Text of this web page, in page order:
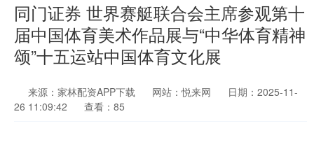
同门证券 世界赛艇联合会主席参观第十
届中国体育美术作品展与“中华体育精神
颂”十五运站中国体育文化展
来源：家林配资APP下载 网站：悦来网
日期：2025-11-
26 11:09:42
查看：85